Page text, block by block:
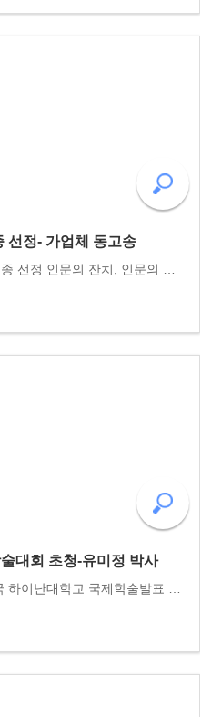
선정- 가업체 동고송
2025년 광산아카데미 공모 최종 선정 인문의 잔치, 인문의 향연! ‘2025년 광산아카데미’ 공모 최종 선정에 동고송 단체가 결정되었다. 2023년과 2024년에 걸쳐 품격 있는 인문아카데미를 실시한 노력이 좋은 결과를 안겨주었다. 준비에 만전을 기해준 임형칠 광산아카데미위..
대회 초청-유미정 박사
동고송 인문성과의 하나– 중국 하이난대학교 국제학술발표 동고송 사무총장 유미정 박사는 중국의 문호 소동파 연구자이다. 그동안 국내 학술지에 연구논문이 다수 실리는 중에 작년 가을에 중국 유수 학술지에 소동파 연구논문이 실려 반가웠는데, 얼마 전 중국 하이..